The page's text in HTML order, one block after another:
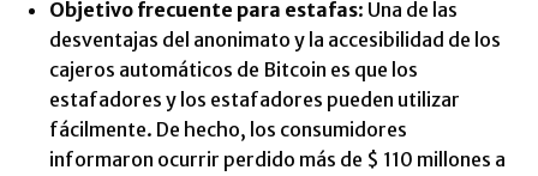
Objetivo frecuente para estafas: Una de las
desventajas del anonimato y la accesibilidad de los
cajeros automáticos de Bitcoin es que los
estafadores y los estafadores pueden utilizar
fácilmente. De hecho, los consumidores
informaron ocurrir perdido más de $ 110 millones a